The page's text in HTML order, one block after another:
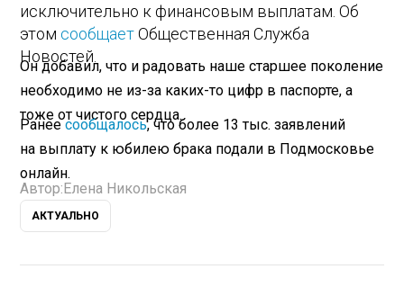
исключительно к финансовым выплатам. Об
этом сообщаетОбщественная Служба
Новостей.
Он добавил, что и радовать наше старшее поколение
необходимо не из-за каких-то цифр в паспорте, а
тоже от чистого сердца.
Ранеесообщалось, что более 13 тыс. заявлений
на выплату к юбилею брака подали в Подмосковье
онлайн.
Автор: Елена Никольская
АКТУАЛЬНО